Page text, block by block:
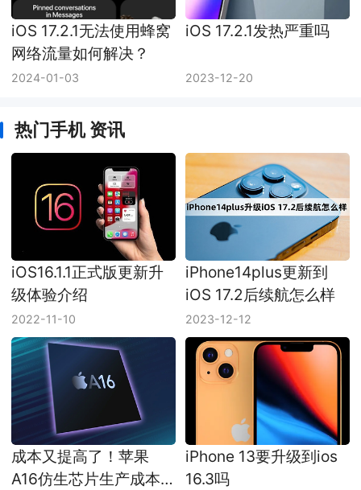
iOS 17.2.1无法使用蜂窝
网络流量如何解决？
2024-01-03
iOS 17.2.1发热严重吗
2023-12-20
热门手机 资讯
iOS16.1.1正式版更新升
级体验介绍
2022-11-10
iPhone14plus更新到
iOS 17.2后续航怎么样
2023-12-12
成本又提高了！苹果
A16仿生芯片生产成本
iPhone 13要升级到ios
16.3吗